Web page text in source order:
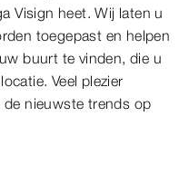
Visign heet. Wij laten u
toegepast en helpen
buurt te vinden, die u
Veel plezier
nieuwste trends op